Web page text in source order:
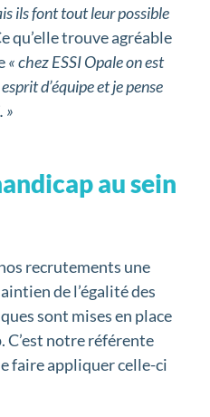
ils font tout leur possible
qu’elle trouve agréable
« chez ESSI Opale on est
d’équipe et je pense
»
au sein
recrutements une
de l’égalité des
sont mises en place
C’est notre référente
faire appliquer celle-ci